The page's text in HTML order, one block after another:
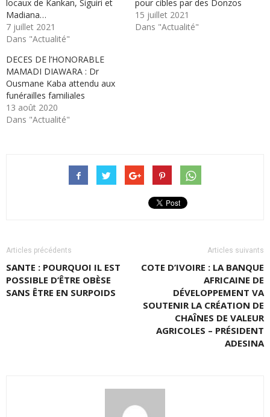
locaux de Kankan, Siguiri et
Madiana…
7 juillet 2021
Dans "Actualité"
pour cibles par des Donzos
15 juillet 2021
Dans "Actualité"
DECES DE l’HONORABLE
MAMADI DIAWARA : Dr
Ousmane Kaba attendu aux
funérailles familiales
13 août 2020
Dans "Actualité"
Articles précédents
SANTE : POURQUOI IL EST
POSSIBLE D’ÊTRE OBÈSE
SANS ÊTRE EN SURPOIDS
Articles suivants
COTE D’IVOIRE : LA BANQUE
AFRICAINE DE
DÉVELOPPEMENT VA
SOUTENIR LA CRÉATION DE
CHAÎNES DE VALEUR
AGRICOLES – PRÉSIDENT
ADESINA